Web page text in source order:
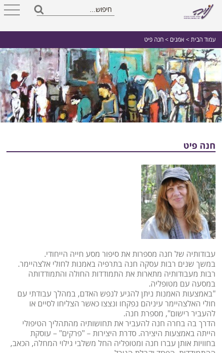
עמוד הבית > אמנים > חנה פיט
חנה פיט
עבודותיה של חנה מספרות את סיפור מסע חייה הייחודי.
במשך שנים רבות עסקה חנה בתרפיה באמנות לחולי אלצהיימר.
רבות מעבודותיה מתארות את התמודדות החולה והתמודדותה
במסעה עם מטופליה.
"באמצעות האמנות ניתן להגיע לנפש האדם, במהלך עבודתי עם
חולי האלצהיימר עיניהם נפקחו ונצצו כאשר הצליחו לסיים או
להעביר רישום", מספרת חנה.
הדרך בה בחרה חנה להעביר את תחושותיה מהתהליך הטיפולי
הייתה באמצעות היצירה. סדרת היצירות – "פרקים" – עוסקת
בחוויות אותן עברו חנה ומטופליה החל משלבי גילוי המחלה, הכאב,